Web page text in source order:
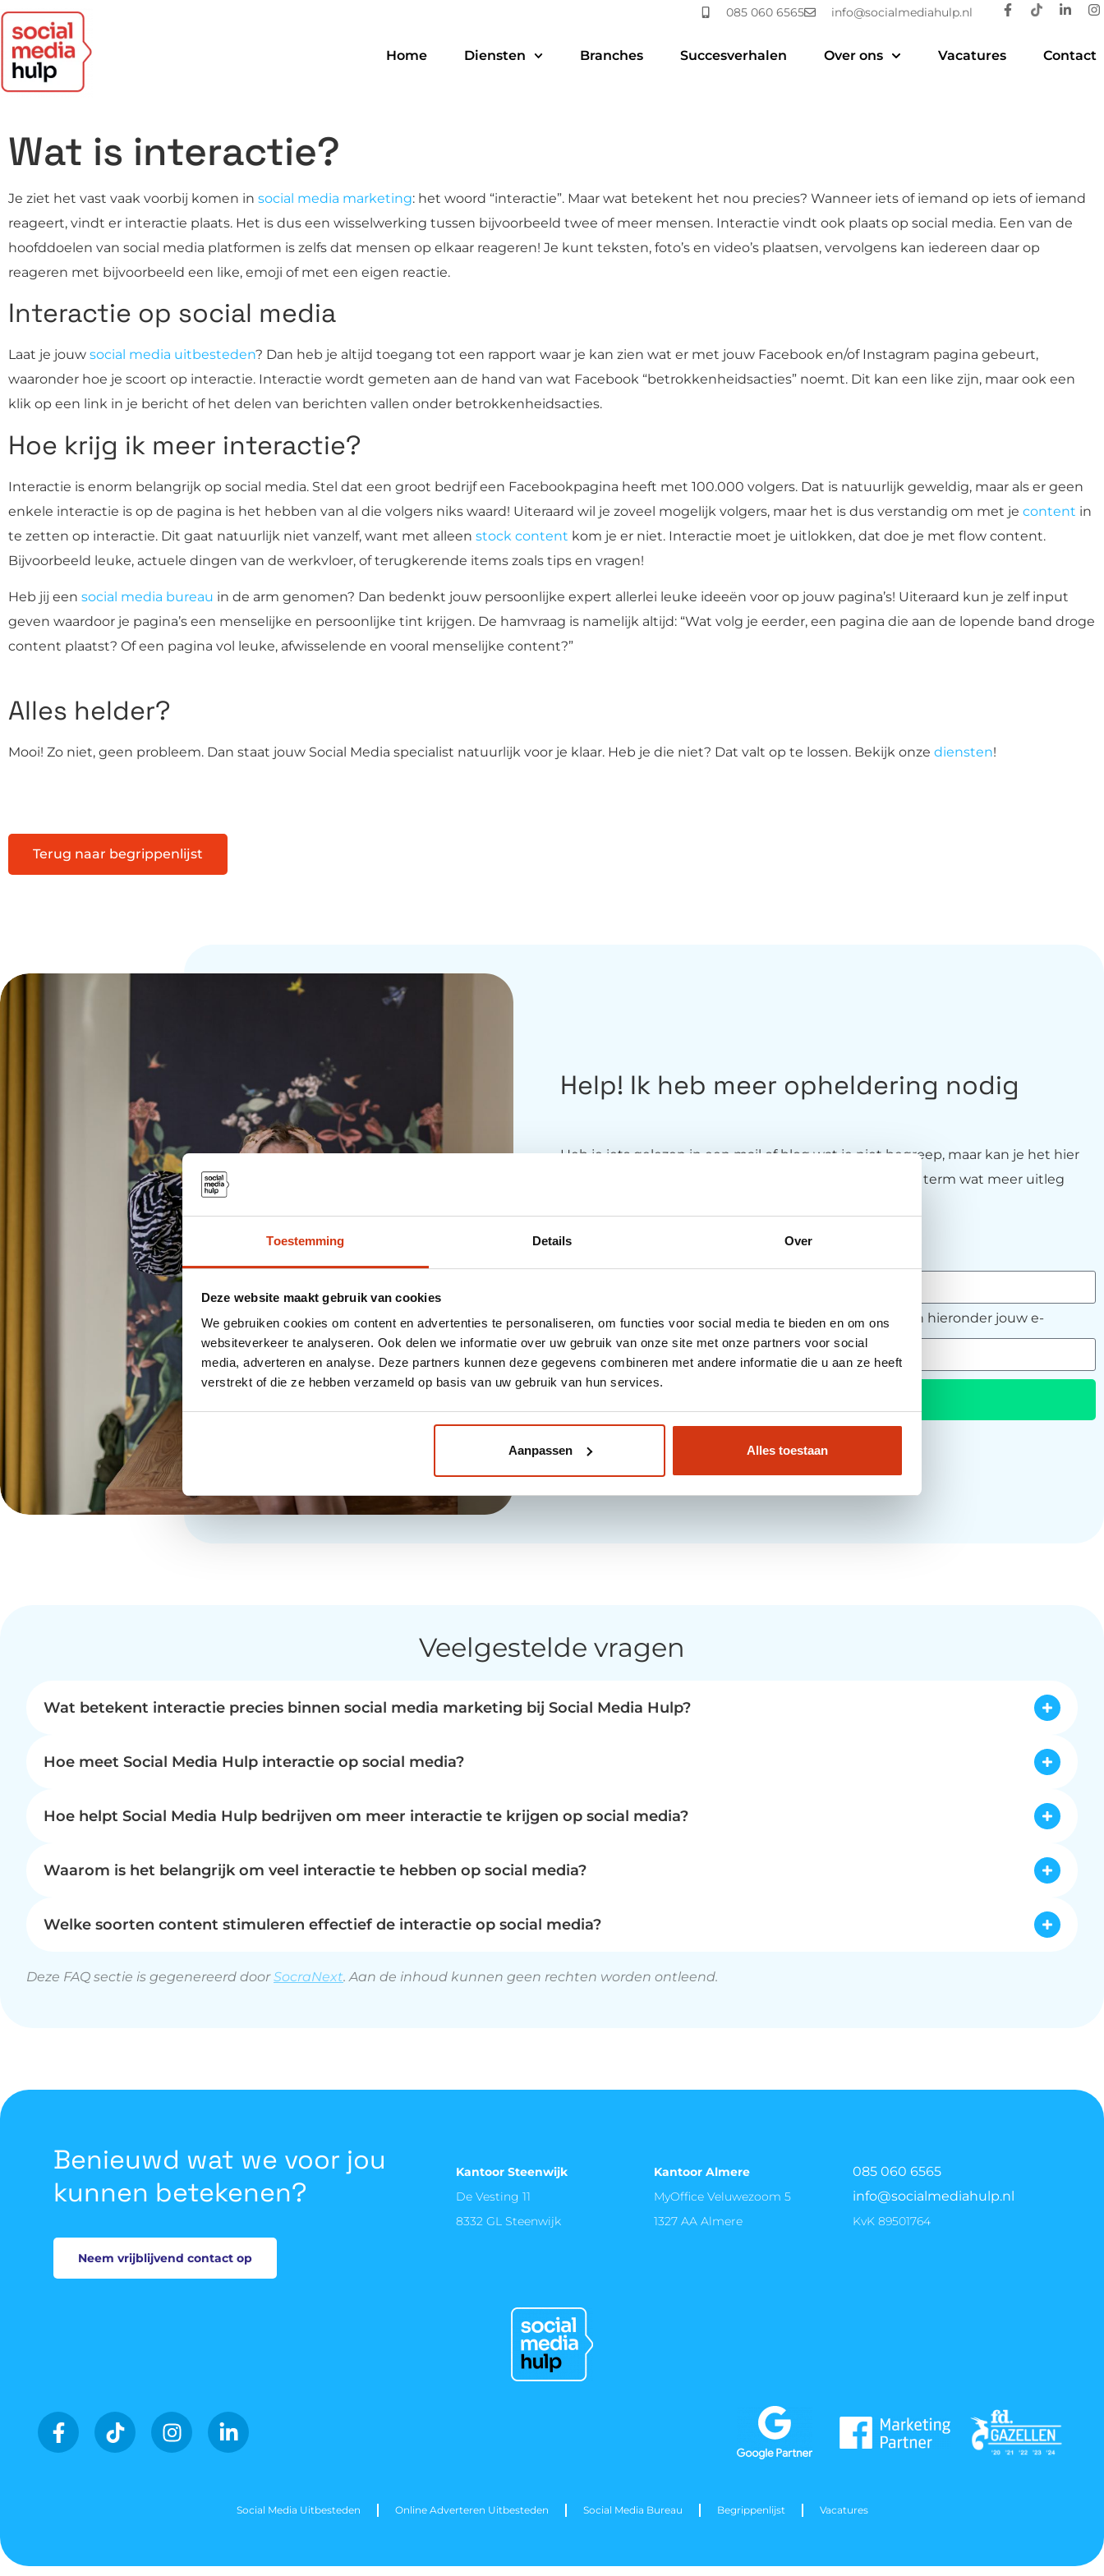
Toestemming Details Over
Deze website maakt gebruik van cookies
We gebruiken cookies om content en advertenties te personaliseren, om functies voor social media te bieden en om ons
websiteverkeer te analyseren. Ook delen we informatie over uw gebruik van onze site met onze partners voor social
media, adverteren en analyse. Deze partners kunnen deze gegevens combineren met andere informatie die u aan ze heeft
verstrekt of die ze hebben verzameld op basis van uw gebruik van hun services.
Aanpassen Alles toestaan
085 060 6565 info@socialmediahulp.nl
Home Diensten Branches Succesverhalen Over ons Vacatures Contact
Wat is interactie?
Je ziet het vast vaak voorbij komen in social media marketing: het woord “interactie”. Maar wat betekent het nou precies? Wanneer iets of iemand op iets of iemand
reageert, vindt er interactie plaats. Het is dus een wisselwerking tussen bijvoorbeeld twee of meer mensen. Interactie vindt ook plaats op social media. Een van de
hoofddoelen van social media platformen is zelfs dat mensen op elkaar reageren! Je kunt teksten, foto’s en video’s plaatsen, vervolgens kan iedereen daar op
reageren met bijvoorbeeld een like, emoji of met een eigen reactie.
Interactie op social media
Laat je jouw social media uitbesteden? Dan heb je altijd toegang tot een rapport waar je kan zien wat er met jouw Facebook en/of Instagram pagina gebeurt,
waaronder hoe je scoort op interactie. Interactie wordt gemeten aan de hand van wat Facebook “betrokkenheidsacties” noemt. Dit kan een like zijn, maar ook een
klik op een link in je bericht of het delen van berichten vallen onder betrokkenheidsacties.
Hoe krijg ik meer interactie?
Interactie is enorm belangrijk op social media. Stel dat een groot bedrijf een Facebookpagina heeft met 100.000 volgers. Dat is natuurlijk geweldig, maar als er geen
enkele interactie is op de pagina is het hebben van al die volgers niks waard! Uiteraard wil je zoveel mogelijk volgers, maar het is dus verstandig om met je content in
te zetten op interactie. Dit gaat natuurlijk niet vanzelf, want met alleen stock content kom je er niet. Interactie moet je uitlokken, dat doe je met flow content.
Bijvoorbeeld leuke, actuele dingen van de werkvloer, of terugkerende items zoals tips en vragen!
Heb jij een social media bureau in de arm genomen? Dan bedenkt jouw persoonlijke expert allerlei leuke ideeën voor op jouw pagina’s! Uiteraard kun je zelf input
geven waardoor je pagina’s een menselijke en persoonlijke tint krijgen. De hamvraag is namelijk altijd: “Wat volg je eerder, een pagina die aan de lopende band droge
content plaatst? Of een pagina vol leuke, afwisselende en vooral menselijke content?”
Alles helder?
Mooi! Zo niet, geen probleem. Dan staat jouw Social Media specialist natuurlijk voor je klaar. Heb je die niet? Dat valt op te lossen. Bekijk onze diensten!
Terug naar begrippenlijst
Help! Ik heb meer opheldering nodig
Heb je iets gelezen in een mail of blog wat je niet begreep, maar kan je het hier
niet terugvinden? Geen paniek. Vul hieronder in welke term wat meer uitleg
Als je een berichtje wilt als de term online staat, vul dan hieronder jouw e-
mailadres in
Veelgestelde vragen
Wat betekent interactie precies binnen social media marketing bij Social Media Hulp?
likes, emoji's, of schriftelijke antwoorden op teksten, foto's en video's. Het hoofddoel van social media platforms is deze onderlinge communicatie te
faciliteren. Voor bedrijven is dit cruciaal; het toont aan dat content resoneert met de doelgroep. Social Media Hulp helpt hierbij door strategieën te
Hoe meet Social Media Hulp interactie op social media?
dan alleen likes; ook klikken op links in berichten en het delen van content vallen hieronder. Wanneer je jouw social media uitbesteedt aan Social Media
Hulp, krijg je toegang tot een rapportage die deze metrics inzichtelijk maakt. Dit biedt transparantie en helpt te begrijpen hoe de content presteert en
Hoe helpt Social Media Hulp bedrijven om meer interactie te krijgen op social media?
content van de werkvloer of terugkerende rubrieken met tips en vragen. In tegenstelling tot algemene stock content, wordt interactie hier actief
uitgelokt. Onze persoonlijke social media experts bedenken diverse ideeën die aansluiten bij jouw merk. Klanten worden aangemoedigd input te geven
Waarom is het belangrijk om veel interactie te hebben op social media?
betrokkenheid levert weinig op. Sterke interactie, zoals likes, reacties en shares, geeft aan dat jouw content relevant is en resoneert bij je doelgroep. Dit
verhoogt niet alleen de zichtbaarheid van je berichten door algoritmes, maar bouwt ook aan een actieve community rondom jouw merk. Dit leidt tot meer
Welke soorten content stimuleren effectief de interactie op social media?
berichten van de werkvloer, of terugkerende items zoals tips en vragen die direct uitnodigen tot een reactie. Het gebruik van louter stock content is
Deze FAQ sectie is gegenereerd doorSocraNext. Aan de inhoud kunnen geen rechten worden ontleend.
Benieuwd wat we voor jou
kunnen betekenen?
Neem vrijblijvend contact op
Kantoor Steenwijk
De Vesting 11
8332 GL Steenwijk
Kantoor Almere
MyOffice Veluwezoom 5
1327 AA Almere
085 060 6565
info@socialmediahulp.nl
KvK 89501764
Social Media Uitbesteden Online Adverteren Uitbesteden Social Media Bureau Begrippenlijst Vacatures